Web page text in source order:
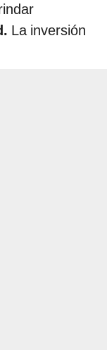
La inversión